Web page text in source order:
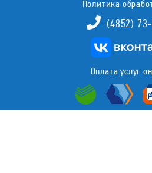
Политика
(4852)
Оплата услуг